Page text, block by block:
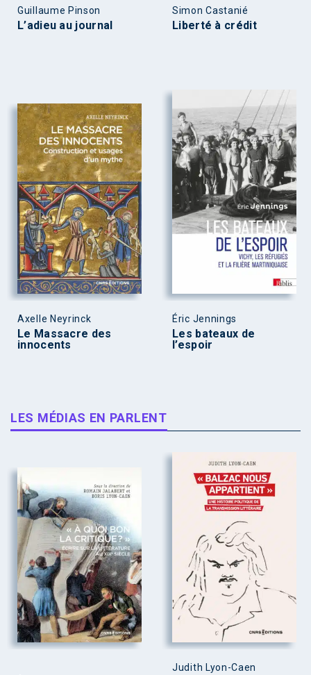
Guillaume Pinson
L’adieu au journal
Simon Castanié
Liberté à crédit
Axelle Neyrinck
Le Massacre des
innocents
Éric Jennings
Les bateaux de
l’espoir
LES MÉDIAS EN PARLENT
Judith Lyon-Caen